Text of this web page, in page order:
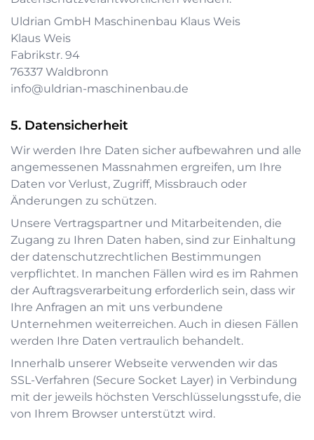
Uldrian GmbH Maschinenbau Klaus Weis
Klaus Weis
Fabrikstr. 94
76337 Waldbronn
info@uldrian-maschinenbau.de
Datensicherheit
Wir werden Ihre Daten sicher aufbewahren und alle
angemessenen Massnahmen ergreifen, um Ihre
Daten vor Verlust, Zugriff, Missbrauch oder
Änderungen zu schützen.
Unsere Vertragspartner und Mitarbeitenden, die
Zugang zu Ihren Daten haben, sind zur Einhaltung
der datenschutzrechtlichen Bestimmungen
verpflichtet. In manchen Fällen wird es im Rahmen
der Auftragsverarbeitung erforderlich sein, dass wir
Ihre Anfragen an mit uns verbundene
Unternehmen weiterreichen. Auch in diesen Fällen
werden Ihre Daten vertraulich behandelt.
Innerhalb unserer Webseite verwenden wir das
SSL-Verfahren (Secure Socket Layer) in Verbindung
mit der jeweils höchsten Verschlüsselungsstufe, die
von Ihrem Browser unterstützt wird.